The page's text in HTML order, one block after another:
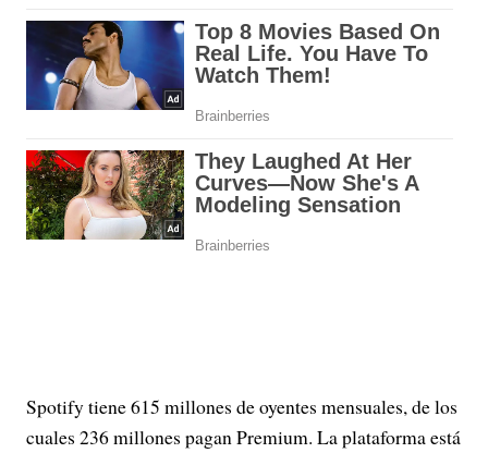
Spotify tiene 615 millones de oyentes mensuales, de los
cuales 236 millones pagan Premium. La plataforma está